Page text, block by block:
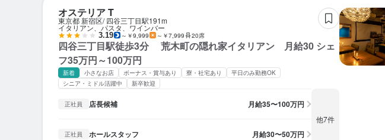
オステリア T
東京都 新宿区 四谷三丁目駅191m
イタリアン、パスタ、ワインバー
3.19 ～￥9,999 ～￥7,999 20席
四谷三丁目駅徒歩3分 荒木町の隠れ家イタリアン 月給30 シェ
フ35万円～100万円
新着 小さなお店 ボーナス・賞与あり 寮・社宅あり
平日のみ勤務OK
シニア・ミドル活躍中
新卒歓迎
正社員 店長候補 月給35〜100万円
正社員 ホールスタッフ 月給30〜50万円
他7件